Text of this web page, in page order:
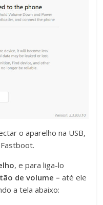
o aparelho na USB,
, e para liga-lo
de volume – até ele
a tela abaixo: